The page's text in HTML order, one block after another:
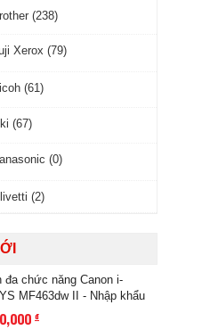
(238)
Xerox (79)
(61)
(67)
(0)
(2)
đa chức năng Canon i-
MF463dw II - Nhập khẩu
đ